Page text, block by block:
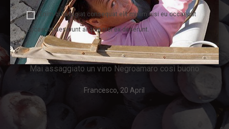
TESTIMONIALS
Rosato di Negroamaro del Salento con una elegante
un classico rosso. Delicatissimo. Colore ramato
limpido, abbastanza morbido. All’olfatto note leggere
Enim quis fugiat consequat elit minim nisi eu occaecat
occaecat deserunt aliquip nisi ex deserunt.